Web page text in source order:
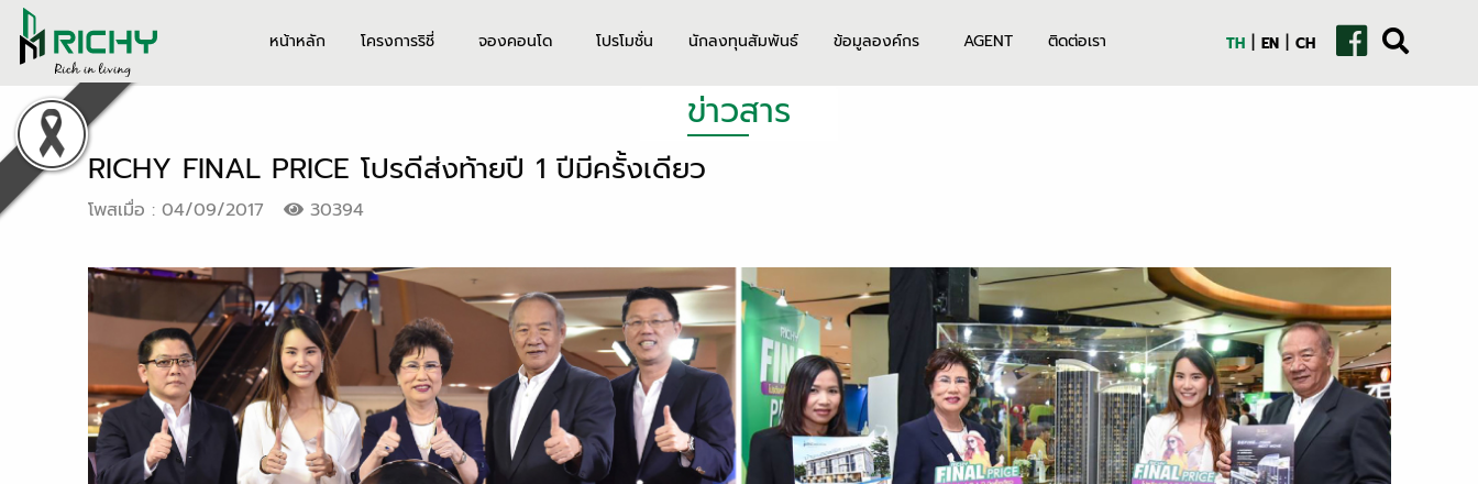
หน้าหลัก โครงการริชี่ จองคอนโด โปรโมชั่น นักลงทุนสัมพันธ์ ข้อมูลองค์กร AGENT ติดต่อเรา TH | EN | CH
ข่าวสาร
RICHY FINAL PRICE โปรดีส่งท้ายปี 1 ปีมีครั้งเดียว
โพสเมื่อ : 04/09/2017 30394